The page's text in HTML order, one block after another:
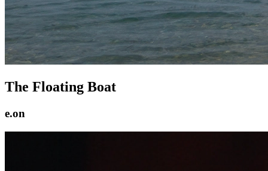
The Floating Boat
e.on